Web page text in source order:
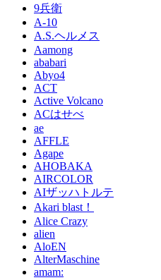
9兵衛
A-10
A.S.ヘルメス
Aamong
ababari
Abyo4
ACT
Active Volcano
ACはせべ
ae
AFFLE
Agape
AHOBAKA
AIRCOLOR
AIザッハトルテ
Akari blast！
Alice Crazy
alien
AloEN
AlterMaschine
amam: